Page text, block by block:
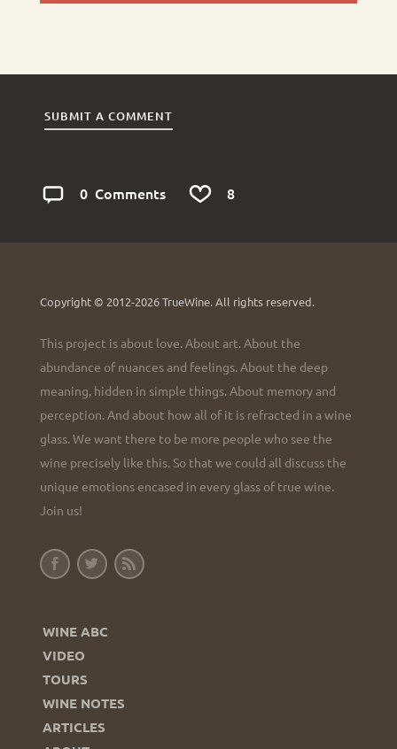
SUBMIT A COMMENT
0 Comments 8
Copyright © 2012-2026 TrueWine.All rights reserved.
This project is about love. About art. About the
abundance of nuances and feelings. About the deep
meaning, hidden in simple things. About memory and
perception. And about how all of it is refracted in a wine
glass. We want there to be more people who see the
wine precisely like this. So that we could all discuss the
unique emotions encased in every glass of true wine.
Join us!
WINE ABC
VIDEO
TOURS
WINE NOTES
ARTICLES